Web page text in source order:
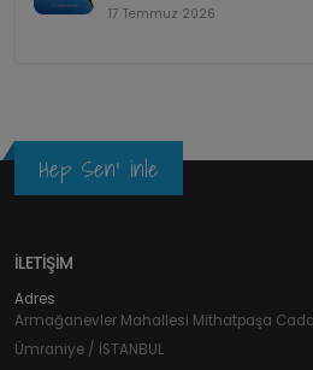
17 Temmuz 2026
Hep Sen' inle
İLETİŞİM
Adres
Armağanevler Mahallesi Mithatpaşa
Ümraniye / İSTANBUL